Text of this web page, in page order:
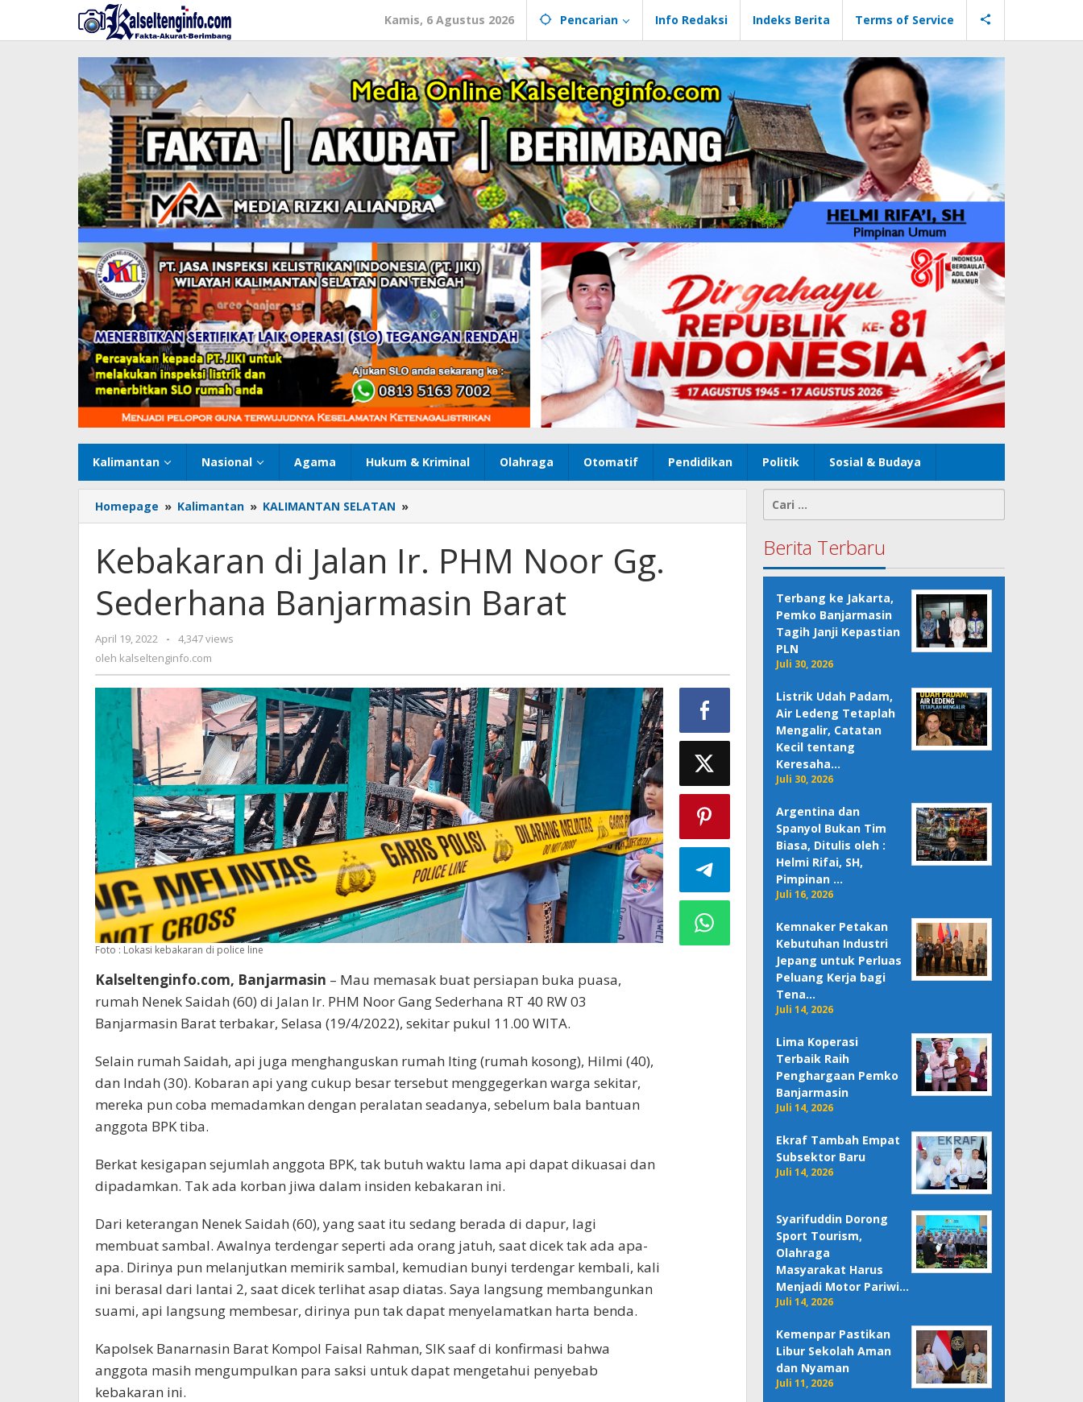
konten
Kamis, 6 Agustus 2026 Pencarian Info Redaksi Indeks Berita Terms of Service
Kalimantan Nasional Agama Hukum & Kriminal Olahraga Otomatif Pendidikan Politik Sosial & Budaya
Homepage » Kalimantan » KALIMANTAN SELATAN »
di
Ir.
PHM
Gg.
Kebakaran di Jalan Ir. PHM Noor Gg.
Sederhana Banjarmasin Barat
April 19, 2022
oleh
kalseltenginfo.com
-
4,347 views
oleh kalseltenginfo.com
Foto : Lokasi kebakaran di police line
Kalseltenginfo.com, Banjarmasin – Mau memasak buat persiapan buka puasa,
rumah Nenek Saidah (60) di Jalan Ir. PHM Noor Gang Sederhana RT 40 RW 03
Banjarmasin Barat terbakar, Selasa (19/4/2022), sekitar pukul 11.00 WITA.
Selain rumah Saidah, api juga menghanguskan rumah Iting (rumah kosong), Hilmi (40),
dan Indah (30). Kobaran api yang cukup besar tersebut menggegerkan warga sekitar,
mereka pun coba memadamkan dengan peralatan seadanya, sebelum bala bantuan
anggota BPK tiba.
Berkat kesigapan sejumlah anggota BPK, tak butuh waktu lama api dapat dikuasai dan
dipadamkan. Tak ada korban jiwa dalam insiden kebakaran ini.
Dari keterangan Nenek Saidah (60), yang saat itu sedang berada di dapur, lagi
membuat sambal. Awalnya terdengar seperti ada orang jatuh, saat dicek tak ada apa-
apa. Dirinya pun melanjutkan memirik sambal, kemudian bunyi terdengar kembali, kali
ini berasal dari lantai 2, saat dicek terlihat asap diatas. Saya langsung membangunkan
suami, api langsung membesar, dirinya pun tak dapat menyelamatkan harta benda.
Kapolsek Banarnasin Barat Kompol Faisal Rahman, SIK saaf di konfirmasi bahwa
anggota masih mengumpulkan para saksi untuk dapat mengetahui penyebab
kebakaran ini.
untuk:
Berita Terbaru
Terbang ke Jakarta,
Pemko Banjarmasin
Tagih Janji Kepastian
PLN
Juli 30, 2026
Listrik Udah Padam,
Air Ledeng Tetaplah
Mengalir, Catatan
Kecil tentang
Keresaha…
Juli 30, 2026
Argentina dan
Spanyol Bukan Tim
Biasa, Ditulis oleh :
Helmi Rifai, SH,
Pimpinan …
Juli 16, 2026
Kemnaker Petakan
Kebutuhan Industri
Jepang untuk Perluas
Peluang Kerja bagi
Tena…
Juli 14, 2026
Lima Koperasi
Terbaik Raih
Penghargaan Pemko
Banjarmasin
Juli 14, 2026
Ekraf Tambah Empat
Subsektor Baru
Juli 14, 2026
Syarifuddin Dorong
Sport Tourism,
Olahraga
Masyarakat Harus
Menjadi Motor Pariwi…
Juli 14, 2026
Kemenpar Pastikan
Libur Sekolah Aman
dan Nyaman
Juli 11, 2026